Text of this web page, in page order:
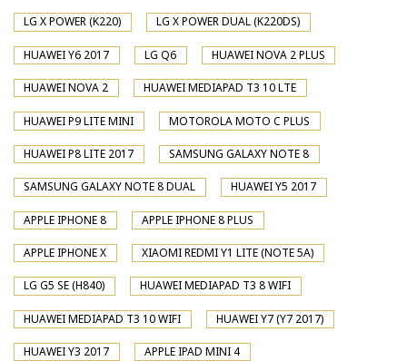
LG X POWER (K220) LG X POWER DUAL (K220DS)
HUAWEI Y6 2017 LG Q6 HUAWEI NOVA 2 PLUS
HUAWEI NOVA 2 HUAWEI MEDIAPAD T3 10 LTE
HUAWEI P9 LITE MINI MOTOROLA MOTO C PLUS
HUAWEI P8 LITE 2017 SAMSUNG GALAXY NOTE 8
SAMSUNG GALAXY NOTE 8 DUAL HUAWEI Y5 2017
APPLE IPHONE 8 APPLE IPHONE 8 PLUS
APPLE IPHONE X XIAOMI REDMI Y1 LITE (NOTE 5A)
LG G5 SE (H840) HUAWEI MEDIAPAD T3 8 WIFI
HUAWEI MEDIAPAD T3 10 WIFI HUAWEI Y7 (Y7 2017)
HUAWEI Y3 2017 APPLE IPAD MINI 4